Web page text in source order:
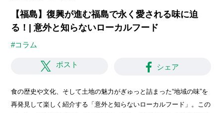
【福島】復興が進む福島で永く愛される味に迫
る！| 意外と知らないローカルフード
#コラム
ポスト シェア
食の歴史や文化、そして土地の魅力がぎゅっと詰まった“地域の味”を
再発見して楽しく紹介する「意外と知らないローカルフード」。この